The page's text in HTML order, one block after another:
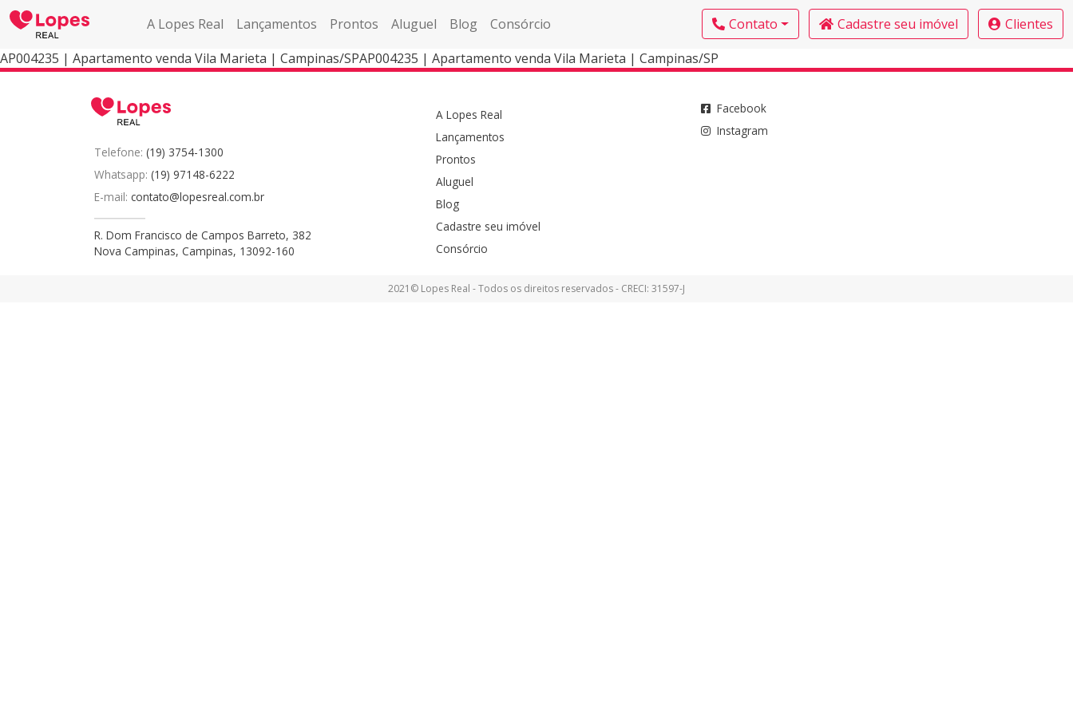
A Lopes Real Lançamentos Prontos Aluguel Blog Consórcio Contato Cadastre seu imóvel
Clientes
AP004235 | Apartamento venda Vila Marieta | Campinas/SPAP004235 | Apartamento venda Vila Marieta | Campinas/SP
Telefone: (19) 3754-1300
Whatsapp: (19) 97148-6222
E-mail: contato@lopesreal.com.br
R. Dom Francisco de Campos Barreto, 382
Nova Campinas, Campinas, 13092-160
A Lopes Real
Lançamentos
Prontos
Aluguel
Blog
Cadastre seu imóvel
Consórcio
Facebook
Instagram
2021© Lopes Real - Todos os direitos reservados - CRECI: 31597-J